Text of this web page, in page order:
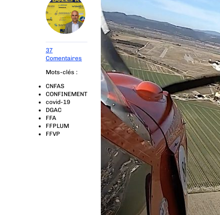
37
Comentaires
Mots-clés :
CNFAS
CONFINEMENT
covid-19
DGAC
FFA
FFPLUM
FFVP